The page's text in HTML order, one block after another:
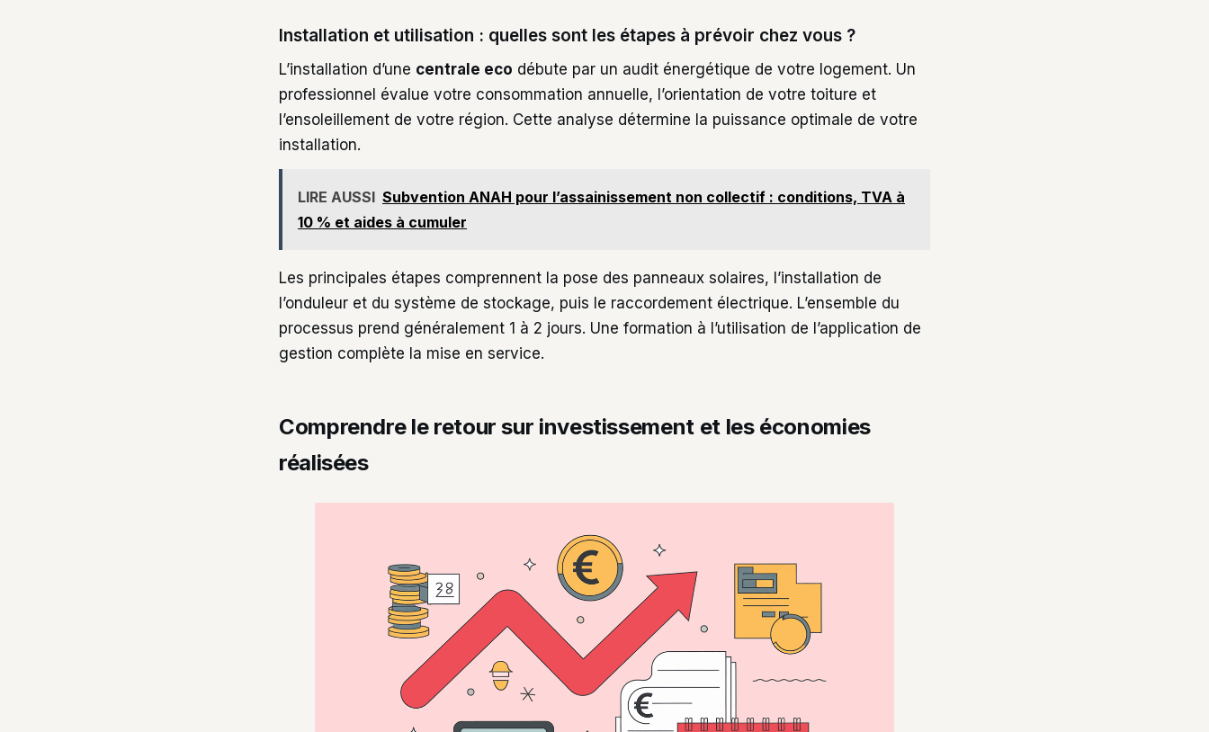
Installation et utilisation : quelles sont les étapes à prévoir chez vous ?
L’installation d’une centrale eco débute par un audit énergétique de votre logement. Un
professionnel évalue votre consommation annuelle, l’orientation de votre toiture et
l’ensoleillement de votre région. Cette analyse détermine la puissance optimale de votre
installation.
LIRE AUSSI Subvention ANAH pour l’assainissement non collectif : conditions, TVA à
10 % et aides à cumuler
Les principales étapes comprennent la pose des panneaux solaires, l’installation de
l’onduleur et du système de stockage, puis le raccordement électrique. L’ensemble du
processus prend généralement 1 à 2 jours. Une formation à l’utilisation de l’application de
gestion complète la mise en service.
Comprendre le retour sur investissement et les économies
réalisées